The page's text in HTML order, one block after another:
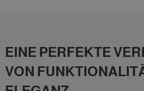
EINE PERFEKTE
VON